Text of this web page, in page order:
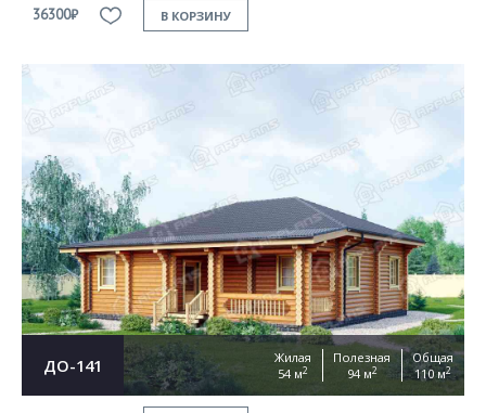
36300₽ В КОРЗИНУ
ДО-141
Жилая
54 м2
Полезная
94 м2
Общая
110 м2